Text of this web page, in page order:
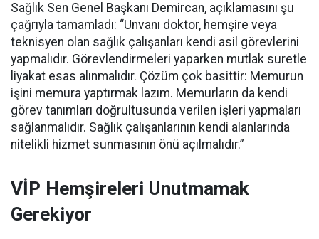
Sağlık Sen Genel Başkanı Demircan, açıklamasını şu
çağrıyla tamamladı: “Unvanı doktor, hemşire veya
teknisyen olan sağlık çalışanları kendi asil görevlerini
yapmalıdır. Görevlendirmeleri yaparken mutlak suretle
liyakat esas alınmalıdır. Çözüm çok basittir: Memurun
işini memura yaptırmak lazım. Memurların da kendi
görev tanımları doğrultusunda verilen işleri yapmaları
sağlanmalıdır. Sağlık çalışanlarının kendi alanlarında
nitelikli hizmet sunmasının önü açılmalıdır.”
VİP Hemşireleri Unutmamak
Gerekiyor